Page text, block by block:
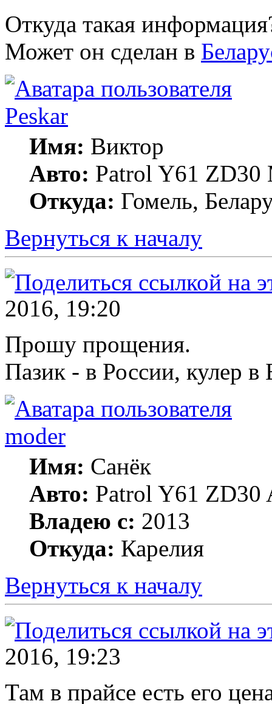
Откуда такая
Может он сделан в
Peskar
Имя: Виктор
Авто: Patrol Y61
Откуда: Гомель,
Вернуться к началу
2016, 19:20
Прошу прощения.
Пазик - в России, кулер в
moder
Имя: Санёк
Авто: Patrol Y61 ZD30
Владею с: 2013
Откуда: Карелия
Вернуться к началу
2016, 19:23
Там в прайсе есть его